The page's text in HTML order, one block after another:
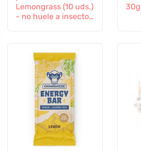
Lemongrass (10 uds.)
- no huele a insectos
30g